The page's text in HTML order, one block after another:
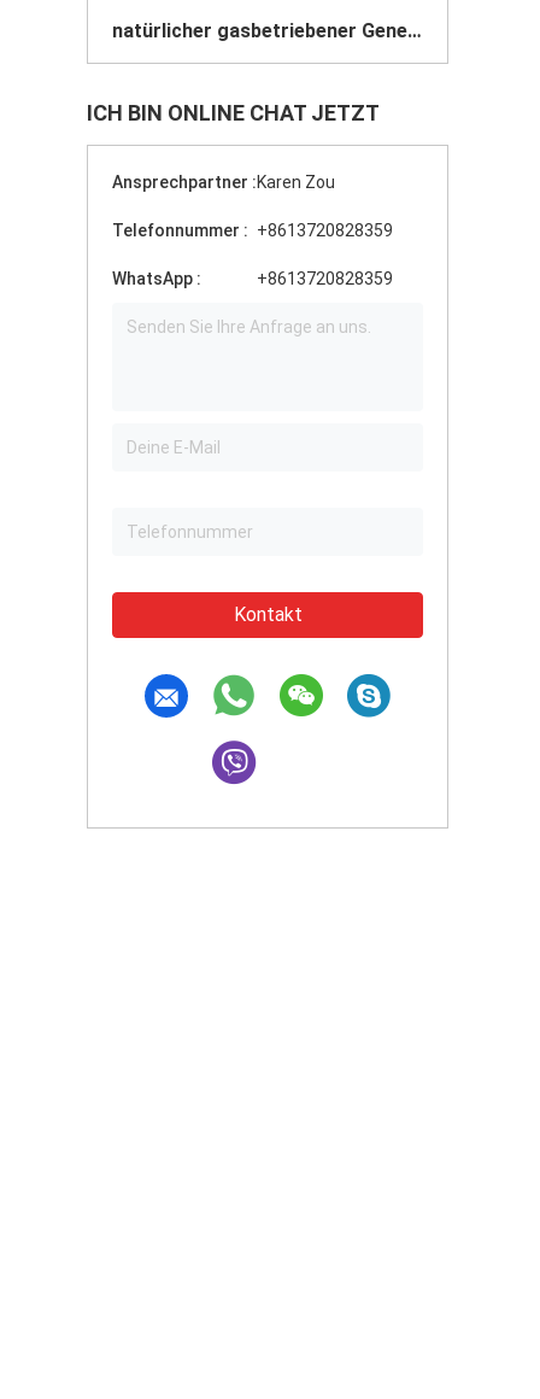
natürlicher gasbetriebener Generator
ICH BIN ONLINE CHAT JETZT
Ansprechpartner :Karen Zou
Telefonnummer : +8613720828359
WhatsApp : +8613720828359
Kontakt